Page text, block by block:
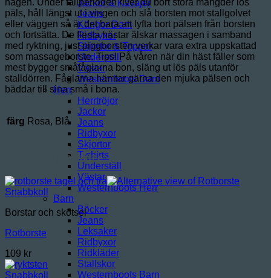
Jackor & Kavajer
Jeans
Kängor Dam
Ridbyxor
Skjortor & Toppar
Underställ
Västar
Westernboots Dam
Herr
Herrtröjor
Jackor
Jeans
Ridbyxor
Skjortor
T-shirts
Underställ
Västar
Westernboots Herr
Barn
Böcker
Jeans
Leksaker
Ridbyxor
Ridkläder
Stallskor
Westernboots Barn
päls, håll längst ut i vingen och slå borsten mot stallgolvet
eller väggen så är det bara att lyfta bort pälsen från borsten
och fortsätta. De flesta hästar älskar massagen i samband
med ryktning, just piggborsten verkar vara extra uppskattad
som massageborste. Tips! På våren när din häst fäller som
mest bygger småfåglarna bon, släng ut lös päls utanför
stalldörren. Fåglarna hämtar gärna den mjuka pälsen och
bäddar till sina små i bona.
färg Rosa, Blå
Relaterade produkter
Snabbkoll
Borstar och skötsel
Rotborste
109 kr
Snabbkoll